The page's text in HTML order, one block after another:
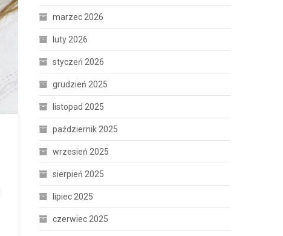
marzec 2026
luty 2026
styczeń 2026
grudzień 2025
listopad 2025
październik 2025
wrzesień 2025
sierpień 2025
lipiec 2025
czerwiec 2025